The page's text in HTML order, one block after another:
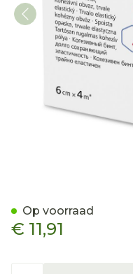
€ 11,91
Op voorraad